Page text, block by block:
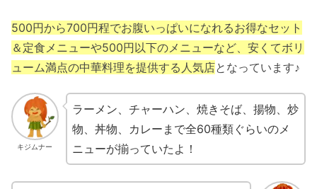
500円から700円程でお腹いっぱいになれるお得なセット
＆定食メニューや500円以下のメニューなど、安くてボリ
ューム満点の中華料理を提供する人気店となっています♪
キジムナー
ラーメン、チャーハン、焼きそば、揚物、炒
物、丼物、カレーまで全60種類ぐらいのメ
ニューが揃っていたよ！